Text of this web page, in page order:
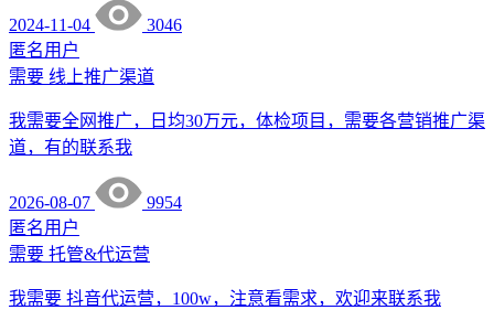
2024-11-04
3046
匿名用户
需要 线上推广渠道
我需要全网推广，日均30万元，体检项目，需要各营销推广渠
道，有的联系我
2026-08-07
9954
匿名用户
需要 托管&代运营
我需要 抖音代运营，100w，注意看需求，欢迎来联系我